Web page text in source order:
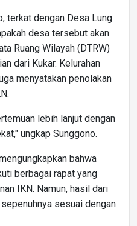
terkat dengan Desa Lung
desa tersebut akan
Ruang Wilayah (DTRW)
dari Kukar. Kelurahan
menyatakan penolakan
lebih lanjut dengan
ungkap Sunggono.
bahwa
berbagai rapat yang
IKN. Namun, hasil dari
sesuai dengan